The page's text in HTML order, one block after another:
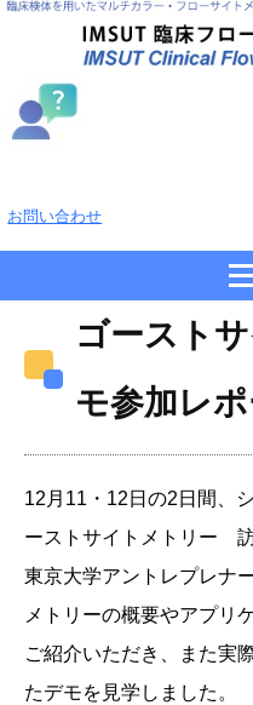
お問い合わせ
ゴースト
モ参加レポ
12月11・12日の2日間、
ーストサイトメトリー
東京大学アントレプレナ
メトリーの概要やアプリ
ご紹介いただき、また実
たデモを見学しました。